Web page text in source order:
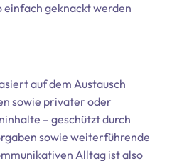
einfach geknackt werden
auf dem Austausch
sowie privater oder
– geschützt durch
sowie weiterführende
Alltag ist also